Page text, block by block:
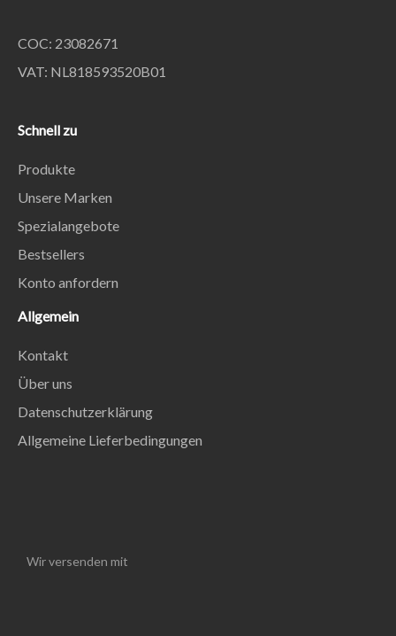
COC: 23082671
VAT: NL818593520B01
Schnell zu
Produkte
Unsere Marken
Spezialangebote
Bestsellers
Konto anfordern
Allgemein
Kontakt
Über uns
Datenschutzerklärung
Allgemeine Lieferbedingungen
Wir versenden mit